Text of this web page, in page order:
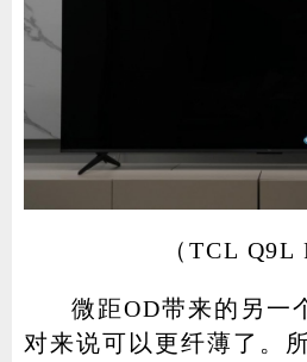
（TCL Q9L
微距OD带来的另一
对来说可以更纤薄了。